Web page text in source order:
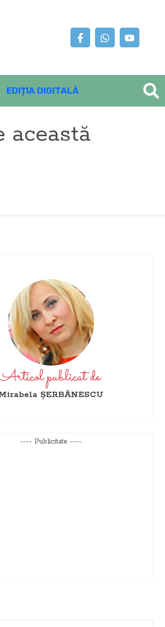
EDIȚIA DIGITALĂ
această
Articol publicat de
ŞERBĂNESCU
---- Publicitate ----